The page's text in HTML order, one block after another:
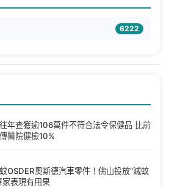
6222
年查獲逾106萬件不符合法令保健品 比前
醫院健檢10%
OSDER奧斯德汽車零件！佛山投放“滅蚊
家表現有用果